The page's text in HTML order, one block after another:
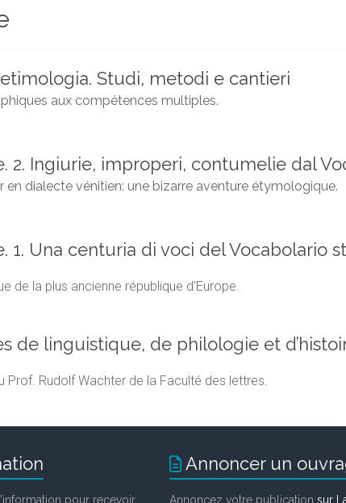
Studi, metodi e cantieri
aux compétences multiples.
2. Ingiurie, improperi, contumelie dal
en dialecte vénitien: une bizarre aventure étymologique.
1. Una centuria di voci del Vocabolario
de la plus ancienne république d'Europe.
de linguistique, de philologie et
Prof. Rudolf Wachter de la Faculté des lettres.
pour recevoir
Annoncer un
Annoncez votre publication sur